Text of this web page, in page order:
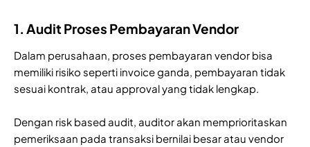
1. Audit Proses Pembayaran Vendor
Dalam perusahaan, proses pembayaran vendor bisa
memiliki risiko seperti invoice ganda, pembayaran tidak
sesuai kontrak, atau approval yang tidak lengkap.
Dengan risk based audit, auditor akan memprioritaskan
pemeriksaan pada transaksi bernilai besar atau vendor